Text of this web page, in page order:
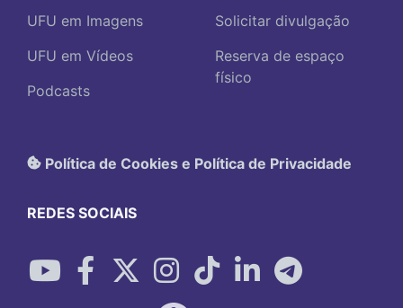
UFU em Imagens
UFU em Vídeos
Podcasts
Solicitar divulgação
Reserva de espaço
físico
Política de Cookies e Política de Privacidade
REDES SOCIAIS